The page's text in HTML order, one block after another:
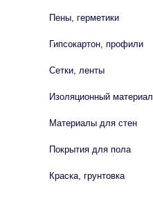
Пены, герметики
Гипсокартон, профили
Сетки, ленты
Изоляционный материал
Материалы для стен
Покрытия для пола
Краска, грунтовка